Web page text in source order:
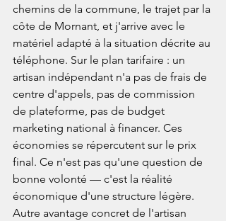
chemins de la commune, le trajet par la
côte de Mornant, et j'arrive avec le
matériel adapté à la situation décrite au
téléphone. Sur le plan tarifaire : un
artisan indépendant n'a pas de frais de
centre d'appels, pas de commission
de plateforme, pas de budget
marketing national à financer. Ces
économies se répercutent sur le prix
final. Ce n'est pas qu'une question de
bonne volonté — c'est la réalité
économique d'une structure légère.
Autre avantage concret de l'artisan